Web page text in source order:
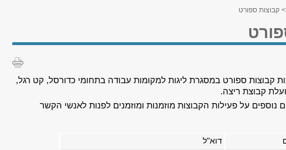
> קבוצות ספורט
קבוצות ספורט במסגרת ליגות למקומות עבודה בתחומי כדורסל, קט רגל,
קבוצת ריצה.
נוספים על פעילות הקבוצות מוזמנות ומוזמנים לפנות לאנשי הקשר
דוא"ל